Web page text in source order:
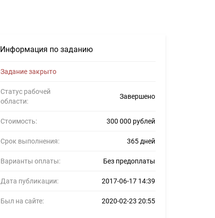
Информация по заданию
Задание закрыто
Статус рабочей
области:
Завершено
Стоимость: 300 000 рублей
Срок выполнения: 365 дней
Варианты оплаты: Без предоплаты
Дата публикации: 2017-06-17 14:39
Был на сайте: 2020-02-23 20:55